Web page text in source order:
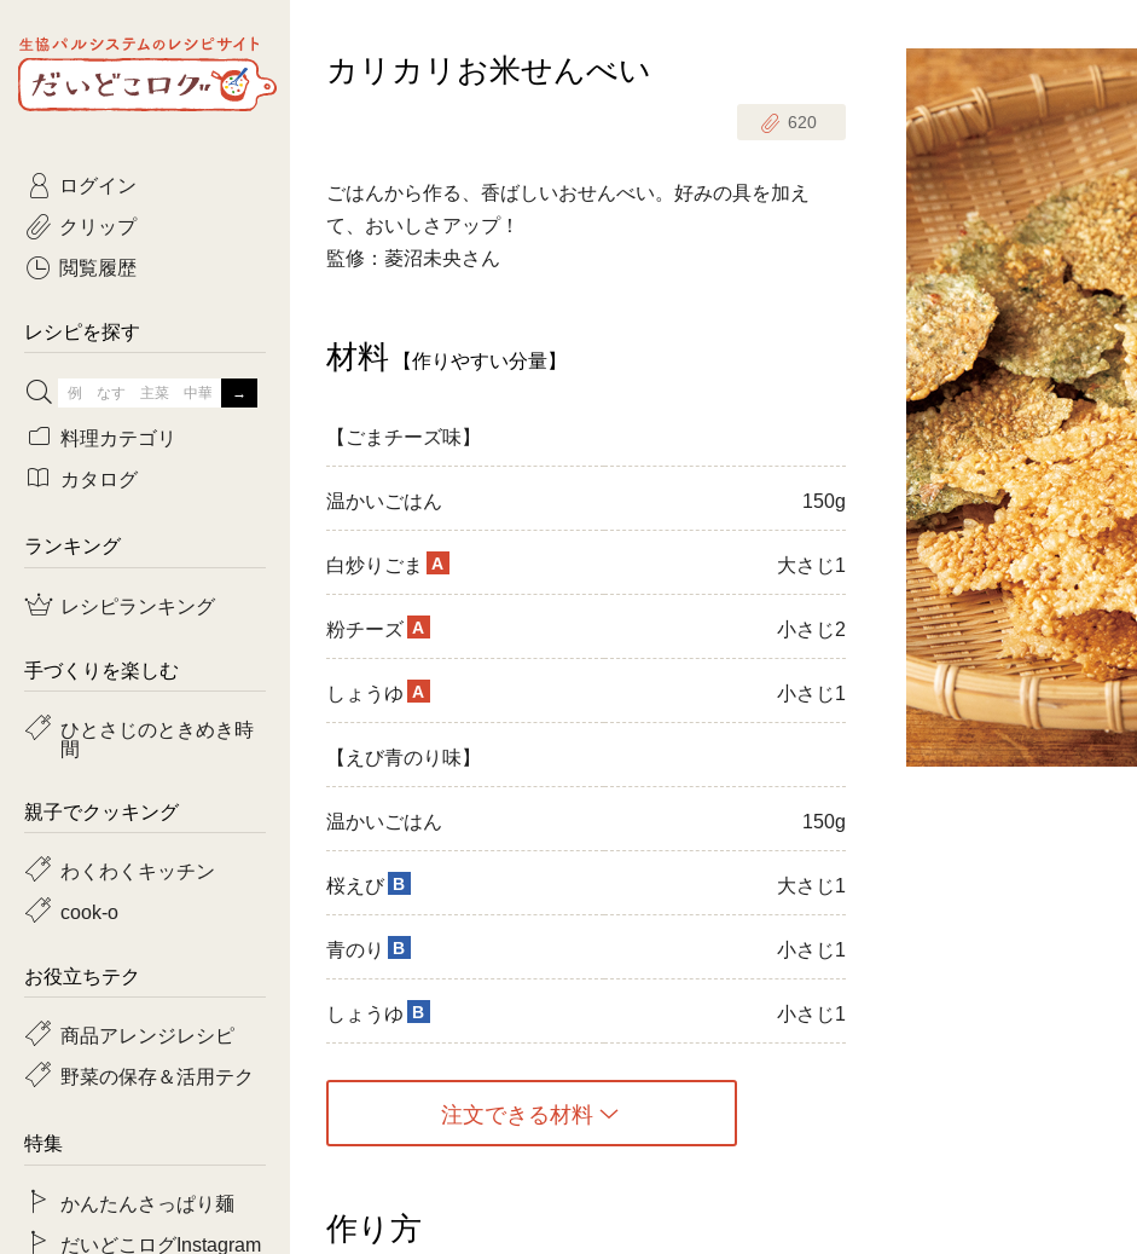
生協パルシステムのレシピ
サイト
だいどこログ
カリカリお米せんべい
620
ごはんから作る、香ばしいおせんべい。好みの具を加え
て、おいしさアップ！
監修：菱沼未央さん
材料 【作りやすい分量】
【ごまチーズ味】
温かいごはん 150g
白炒りごま A 大さじ1
粉チーズ A 小さじ2
しょうゆ A 小さじ1
【えび青のり味】
温かいごはん 150g
桜えび B 大さじ1
青のり B 小さじ1
しょうゆ B 小さじ1
注文できる材料
作り方
ログイン
クリップ
閲覧履歴
レシピを探す
ひとさじのときめき時間
おきらくだ 1歳半からの幼児食
3日分ごはんセット（2人分）
つくりおき肉魚菜菜セット
有賀薫さんのスープ 飛田和緒さんレシピ
牛肉 豚肉
鶏肉
ピーマン
トマト
料理カテゴリ
主菜
常備菜・作りおき お弁当
おつまみ
カタログ
コトコト
yumyumいっしょごはん
ぷれーんぺいじ
ランキング
レシピランキング
手づくりを楽しむ
ひとさじのときめき時
間
親子でクッキング
わくわくキッチン
cook-o
お役立ちテク
商品アレンジレシピ
野菜の保存＆活用テク
特集
かんたんさっぱり麺
だいどこログInstagram